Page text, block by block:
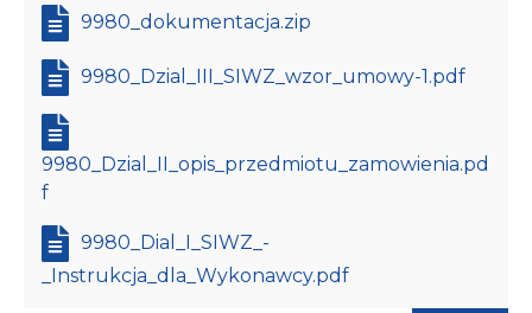
9980_dokumentacja.zip
9980_Dzial_III_SIWZ_wzor_umowy-1.pdf
9980_Dzial_II_opis_przedmiotu_zamowienia.pd
f
9980_Dial_I_SIWZ_-
_Instrukcja_dla_Wykonawcy.pdf